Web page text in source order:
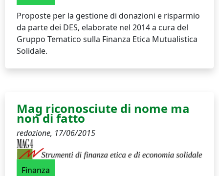
Proposte per la gestione di donazioni e risparmio
da parte dei DES, elaborate nel 2014 a cura del
Gruppo Tematico sulla Finanza Etica Mutualistica
Solidale.
Mag riconosciute di nome ma
non di fatto
redazione, 17/06/2015
Finanza